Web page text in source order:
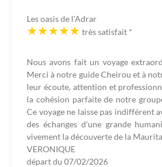
Les oasis de l'Adrar
très satisfait *
Nous avons fait un voyage
Merci à notre guide Cheirou et à
leur écoute, attention et
la cohésion parfaite de notre
Ce voyage ne laisse pas indifférent
des échanges d'une grande
vivement la découverte de la
VERONIQUE
départ du 07/02/2026